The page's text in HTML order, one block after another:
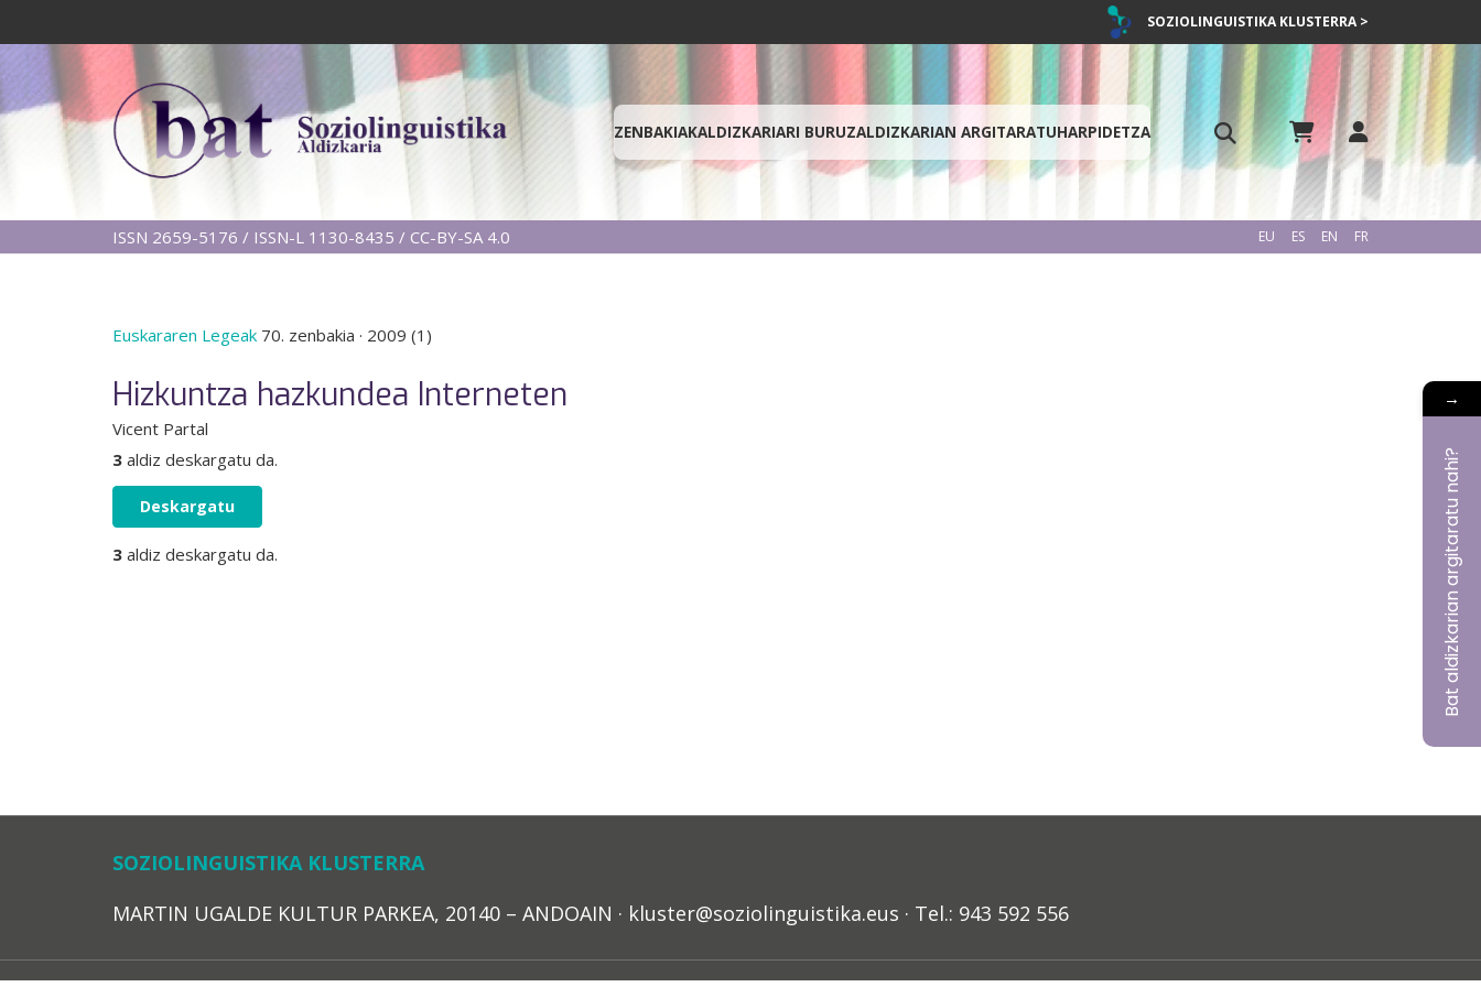
SOZIOLINGUISTIKA KLUSTERRA >
ZENBAKIAKALDIZKARIARI BURUZALDIZKARIAN ARGITARATUHARPIDETZA
ISSN 2659-5176 / ISSN-L 1130-8435 / CC-BY-SA 4.0 EU ES EN FR
Euskararen Legeak 70. zenbakia · 2009 (1)
Hizkuntza hazkundea Interneten
Vicent Partal
3 aldiz deskargatu da.
Deskargatu
3 aldiz deskargatu da.
SOZIOLINGUISTIKA KLUSTERRA
MARTIN UGALDE KULTUR PARKEA, 20140 – ANDOAIN · kluster@soziolinguistika.eus · Tel.: 943 592 556
→
Bat aldizkarian argitaratu nahi?